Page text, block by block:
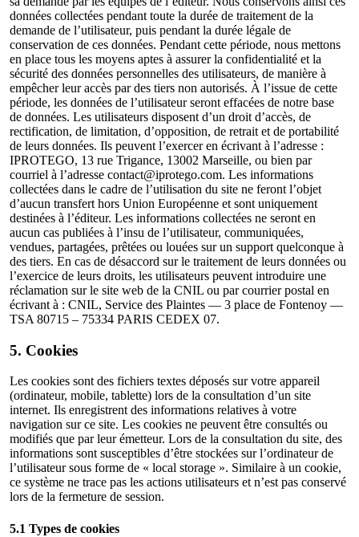
données collectées pendant toute la durée de traitement de la
demande de l’utilisateur, puis pendant la durée légale de
conservation de ces données. Pendant cette période, nous mettons
en place tous les moyens aptes à assurer la confidentialité et la
sécurité des données personnelles des utilisateurs, de manière à
empêcher leur accès par des tiers non autorisés. À l’issue de cette
période, les données de l’utilisateur seront effacées de notre base
de données. Les utilisateurs disposent d’un droit d’accès, de
rectification, de limitation, d’opposition, de retrait et de portabilité
de leurs données. Ils peuvent l’exercer en écrivant à l’adresse :
IPROTEGO, 13 rue Trigance, 13002 Marseille, ou bien par
courriel à l’adresse contact@iprotego.com. Les informations
collectées dans le cadre de l’utilisation du site ne feront l’objet
d’aucun transfert hors Union Européenne et sont uniquement
destinées à l’éditeur. Les informations collectées ne seront en
aucun cas publiées à l’insu de l’utilisateur, communiquées,
vendues, partagées, prêtées ou louées sur un support quelconque à
des tiers. En cas de désaccord sur le traitement de leurs données ou
l’exercice de leurs droits, les utilisateurs peuvent introduire une
réclamation sur le site web de la CNIL ou par courrier postal en
écrivant à : CNIL, Service des Plaintes — 3 place de Fontenoy —
TSA 80715 – 75334 PARIS CEDEX 07.
5. Cookies
Les cookies sont des fichiers textes déposés sur votre appareil
(ordinateur, mobile, tablette) lors de la consultation d’un site
internet. Ils enregistrent des informations relatives à votre
navigation sur ce site. Les cookies ne peuvent être consultés ou
modifiés que par leur émetteur. Lors de la consultation du site, des
informations sont susceptibles d’être stockées sur l’ordinateur de
l’utilisateur sous forme de « local storage ». Similaire à un cookie,
ce système ne trace pas les actions utilisateurs et n’est pas conservé
lors de la fermeture de session.
5.1 Types de cookies